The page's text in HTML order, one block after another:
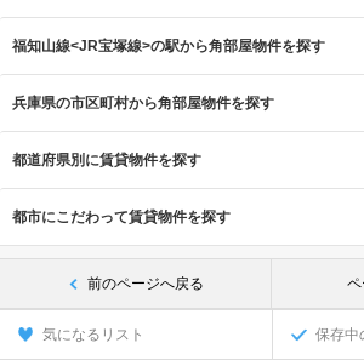
福知山線<JR宝塚線>の駅から角部屋物件を探す
兵庫県の市区町村から角部屋物件を探す
都道府県別に賃貸物件を探す
都市にこだわって賃貸物件を探す
前のページへ戻る ペ
気になるリスト 保存中